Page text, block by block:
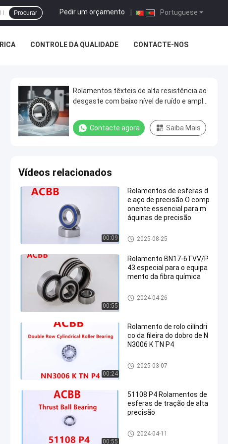
Portuguese
Pedir um orçamento
Procurar
CONTROLE DA QUALIDADE CONTACTE-NOS
Rolamentos têxteis de alta resistência ao
desgaste com baixo nível de ruído e amplo
Contacte agora Saiba Mais
Vídeos relacionados
00:09
Rolamentos de esferas d
e aço de precisão O comp
onente essencial para m
áquinas de precisão
Rolamentos de esferas minús
culos
2025-08-25
00:55
Rolamento BN17-6TVV/P
43 especial para o equipa
mento da fibra química
Rolamento de matéria têxtil
2024-04-26
00:24
Rolamento de rolo cilíndri
co da fileira do dobro de N
N3006 K TN P4
Rolamento de rolo cilíndrico d
a fileira dobro
2025-03-07
00:55
51108 P4 Rolamentos de
esferas de tração de alta
precisão
Rolamentos de esferas feitos
sob encomenda
2024-04-11